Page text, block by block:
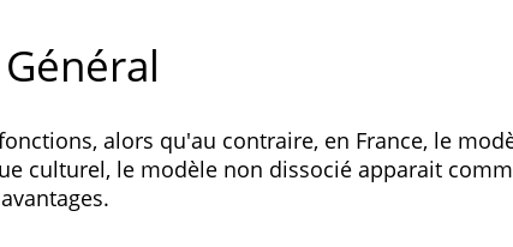
alors qu'au contraire, en France, le
culturel, le modèle non dissocié apparait